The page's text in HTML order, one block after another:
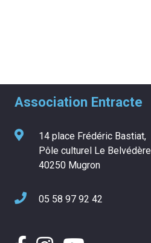
Association Entracte
14 place Frédéric Bastiat,
Pôle culturel Le Belvédère
40250 Mugron
05 58 97 92 42